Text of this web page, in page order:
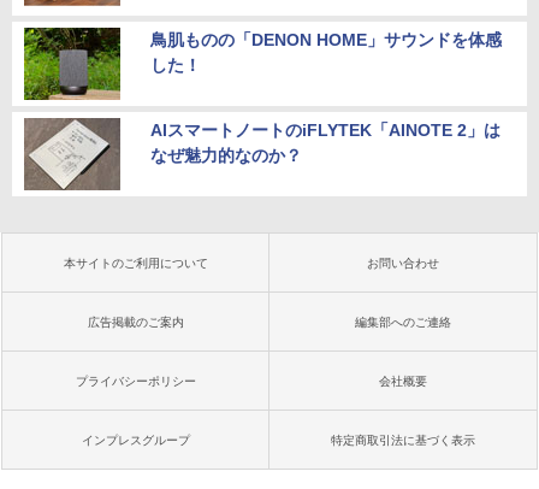
鳥肌ものの「DENON HOME」サウンドを体感
した！
AIスマートノートのiFLYTEK「AINOTE 2」は
なぜ魅力的なのか？
本サイトのご利用について お問い合わせ
広告掲載のご案内 編集部へのご連絡
プライバシーポリシー 会社概要
インプレスグループ 特定商取引法に基づく表示